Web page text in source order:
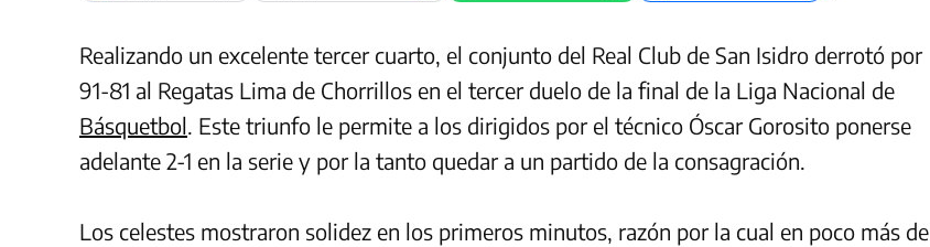
Realizando un excelente tercer cuarto, el conjunto del Real Club de San Isidro derrotó por
91-81 al Regatas Lima de Chorrillos en el tercer duelo de la final de la Liga Nacional de
Básquetbol. Este triunfo le permite a los dirigidos por el técnico Óscar Gorosito ponerse
adelante 2-1 en la serie y por la tanto quedar a un partido de la consagración.
Los celestes mostraron solidez en los primeros minutos, razón por la cual en poco más de